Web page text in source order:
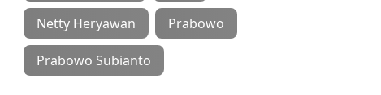
Netty Heryawan Prabowo
Prabowo Subianto